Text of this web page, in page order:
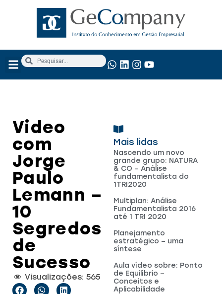
Video
com
Jorge
Paulo
Lemann –
10
Segredos
de
Sucesso
Visualizações: 565
Mais lidas
Nascendo um novo
grande grupo: NATURA
& CO – Análise
fundamentalista do
1TRI2020
Multiplan: Análise
Fundamentalista 2016
até 1 TRI 2020
Planejamento
estratégico – uma
síntese
Aula vídeo sobre: Ponto
de Equilíbrio –
Conceitos e
Aplicabilidade